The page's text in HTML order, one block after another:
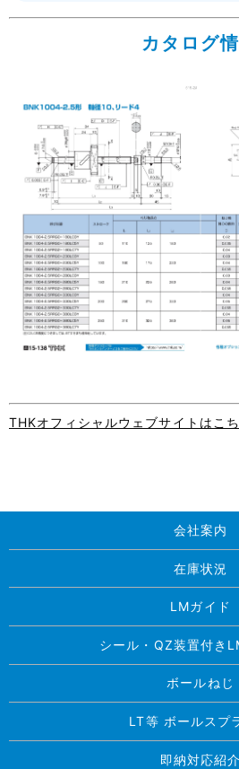
カタログ
THKオフィシャルウェブサイトはこ
会社案内
在庫状況
LMガイド
シール・QZ装置付き
ボールねじ
LT等 ボールスプ
即納対応紹介